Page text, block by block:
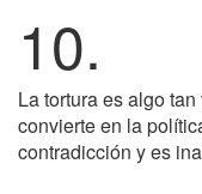
10.
La tortura es algo
convierte en la
contradicción y es